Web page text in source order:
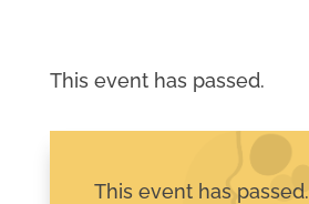
This event has passed.
This event has passed.